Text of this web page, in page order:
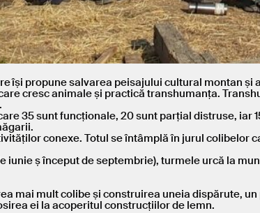
își propune salvarea peisajului cultural montan
cresc animale și practică transhumanța.
35 sunt funcționale, 20 sunt parțial distruse, iar
conexe. Totul se întâmplă în jurul colibelor
iunie ș început de septembrie), turmele urcă la
mai mult colibe și construirea uneia dispărute,
ei la acoperitul construcțiilor de lemn.